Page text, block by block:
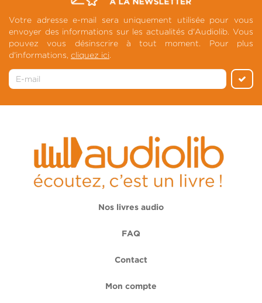
Votre adresse e-mail sera uniquement utilisée pour vous
envoyer des informations sur les actualités d'Audiolib. Vous
pouvez vous désinscrire à tout moment. Pour plus
d'informations, cliquez ici.
Nos livres audio
FAQ
Contact
Mon compte